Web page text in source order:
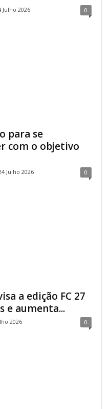
Julho 2026 0
para se
com o objetivo
Julho 2026 0
a edição FC 27
e aumenta...
2026 0